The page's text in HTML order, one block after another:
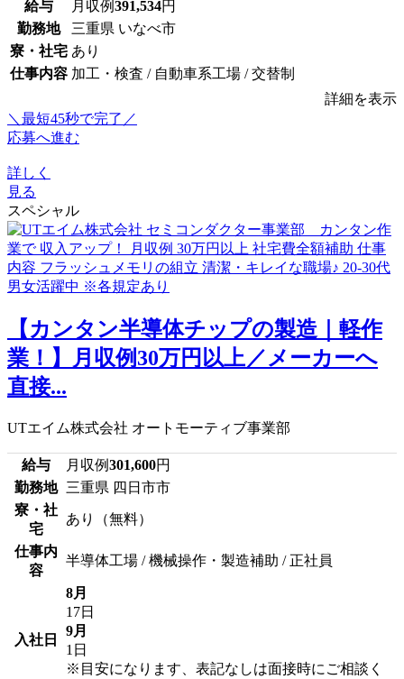
給与 月収例391,534円
勤務地
三重県 いなべ市
寮・社宅 あり
仕事内容 加工・検査 / 自動車系工場 / 交替制
詳細を表示
＼最短45秒で完了／
応募へ進む
詳しく
見る
スペシャル
【カンタン半導体チップの製造｜軽作
業！】月収例30万円以上／メーカーへ
直接...
UTエイム株式会社 オートモーティブ事業部
給与 月収例301,600円
勤務地 三重県 四日市市
寮・社
宅
あり（無料）
仕事内
容
半導体工場 / 機械操作・製造補助 / 正社員
入社日
8月
17日
9月
1日
※目安になります、表記なしは面接時にご相談く